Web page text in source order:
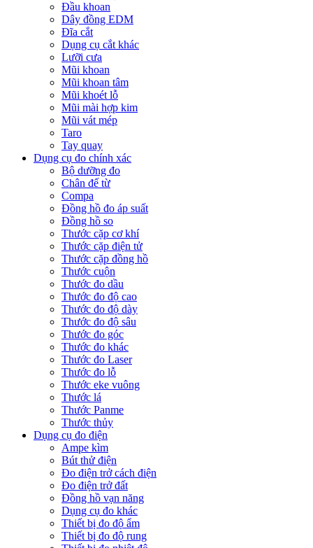
Đầu khoan
Dây đồng EDM
Đĩa cắt
Dụng cụ cắt khác
Lưỡi cưa
Mũi khoan
Mũi khoan tâm
Mũi khoét lỗ
Mũi mài hợp kim
Mũi vát mép
Taro
Tay quay
Dụng cụ đo chính xác
Bộ dưỡng đo
Chân đế từ
Compa
Đồng hồ đo áp suất
Đồng hồ so
Thước cặp cơ khí
Thước cặp điện tử
Thước cặp đồng hồ
Thước cuộn
Thước đo dầu
Thước đo độ cao
Thước đo độ dày
Thước đo độ sâu
Thước đo góc
Thước đo khác
Thước đo Laser
Thước đo lỗ
Thước eke vuông
Thước lá
Thước Panme
Thước thủy
Dụng cụ đo điện
Ampe kìm
Bút thử điện
Đo điện trở cách điện
Đo điện trở đất
Đồng hồ vạn năng
Dụng cụ đo khác
Thiết bị đo độ ẩm
Thiết bị đo độ rung